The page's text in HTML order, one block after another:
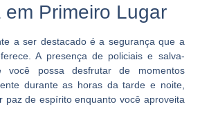
Primeiro Lugar
a ser destacado é a segurança que a
A presença de policiais e salva-
você possa desfrutar de momentos
durante as horas da tarde e noite,
paz de espírito enquanto você aproveita